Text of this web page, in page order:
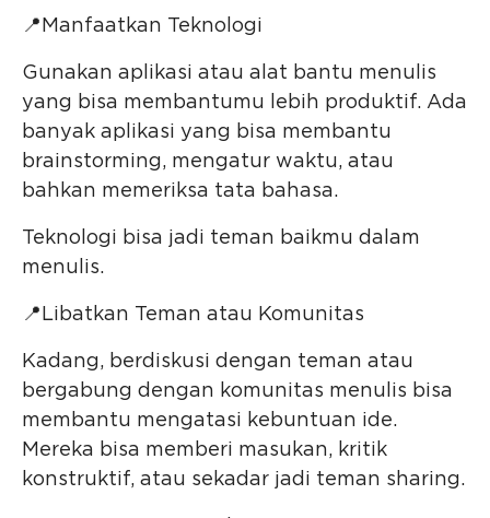
📍Manfaatkan Teknologi
Gunakan aplikasi atau alat bantu menulis
yang bisa membantumu lebih produktif. Ada
banyak aplikasi yang bisa membantu
brainstorming, mengatur waktu, atau
bahkan memeriksa tata bahasa.
Teknologi bisa jadi teman baikmu dalam
menulis.
📍Libatkan Teman atau Komunitas
Kadang, berdiskusi dengan teman atau
bergabung dengan komunitas menulis bisa
membantu mengatasi kebuntuan ide.
Mereka bisa memberi masukan, kritik
konstruktif, atau sekadar jadi teman sharing.